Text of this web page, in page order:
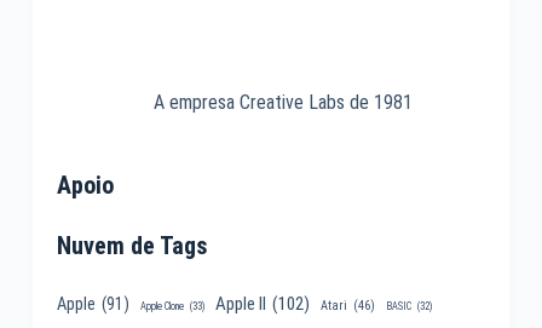
A empresa Creative Labs de 1981
Apoio
Nuvem de Tags
Apple (91) Apple Clone (33) Apple II (102) Atari (46) BASIC (32)